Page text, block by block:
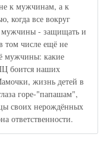
к мужчинам, а к
когда все вокруг
мужчины - защищать и
том числе ещё не
мужчины: какие
боится наших
жизнь детей в
горе-"папашам",
своих нерождённых
ответственности.